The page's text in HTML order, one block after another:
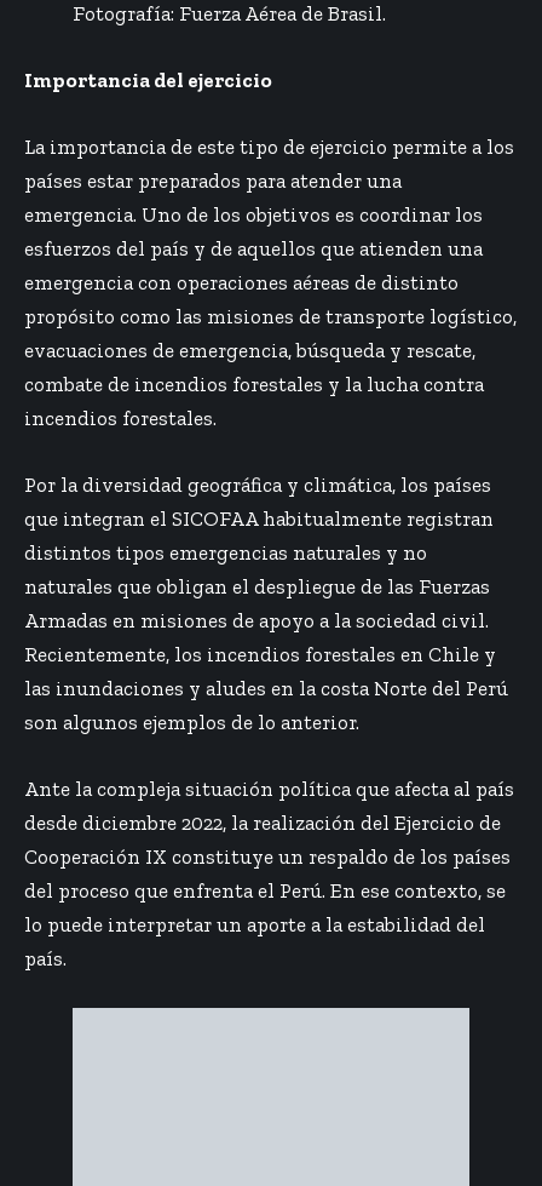
Fotografía: Fuerza Aérea de Brasil.
Importancia del ejercicio
La importancia de este tipo de ejercicio permite a los
países estar preparados para atender una
emergencia. Uno de los objetivos es coordinar los
esfuerzos del país y de aquellos que atienden una
emergencia con operaciones aéreas de distinto
propósito como las misiones de transporte logístico,
evacuaciones de emergencia, búsqueda y rescate,
combate de incendios forestales y la lucha contra
incendios forestales.
Por la diversidad geográfica y climática, los países
que integran el SICOFAA habitualmente registran
distintos tipos emergencias naturales y no
naturales que obligan el despliegue de las Fuerzas
Armadas en misiones de apoyo a la sociedad civil.
Recientemente, los incendios forestales en Chile y
las inundaciones y aludes en la costa Norte del Perú
son algunos ejemplos de lo anterior.
Ante la compleja situación política que afecta al país
desde diciembre 2022, la realización del Ejercicio de
Cooperación IX constituye un respaldo de los países
del proceso que enfrenta el Perú. En ese contexto, se
lo puede interpretar un aporte a la estabilidad del
país.